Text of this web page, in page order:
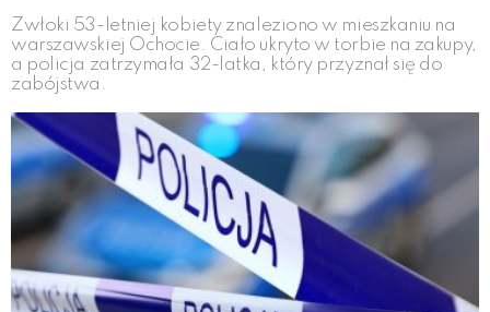
Zwłoki 53-letniej kobiety znaleziono w mieszkaniu na
warszawskiej Ochocie. Ciało ukryto w torbie na zakupy,
a policja zatrzymała 32-latka, który przyznał się do
zabójstwa.